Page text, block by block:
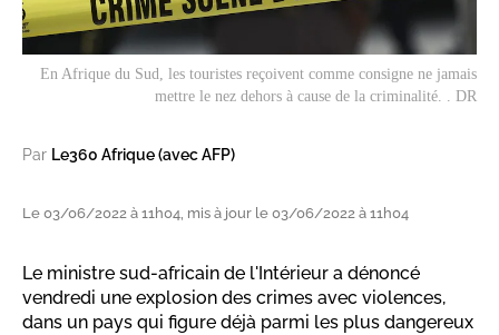
En Afrique du Sud, les touristes reçoivent comme consigne ne jamais
mettre le nez dehors à cause de la criminalité. . DR
Par Le360 Afrique (avec AFP)
Le 03/06/2022 à 11h04, mis à jour le 03/06/2022 à 11h04
Le ministre sud-africain de l'Intérieur a dénoncé
vendredi une explosion des crimes avec violences,
dans un pays qui figure déjà parmi les plus dangereux